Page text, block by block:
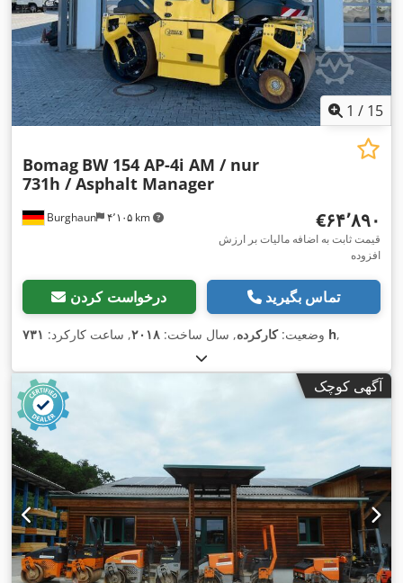
1 / 15
Burghaun ۴٬۱۰۵ km
Bomag BW 154 AP-4i AM / nur
731h / Asphalt Manager
‎€۶۴٬۸۹۰
قیمت ثابت به اضافه مالیات بر ارزش
افزوده
درخواست کردن تماس بگیرید
وضعیت:کارکرده, سال ساخت: ۲۰۱۸, ساعت کارکرد: ۷۳۱ h,
آگهی کوچک